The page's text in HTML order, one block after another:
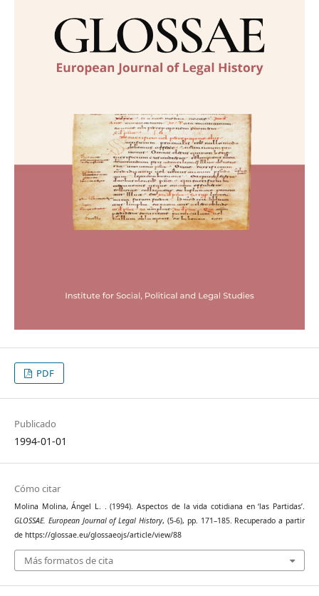
PDF
Publicado
1994-01-01
Cómo citar
Molina Molina, Ángel L. . (1994). Aspectos de la vida cotidiana en ‘las Partidas’.
GLOSSAE. European Journal of Legal History, (5-6), pp. 171–185. Recuperado a partir
de https://glossae.eu/glossaeojs/article/view/88
Más formatos de cita